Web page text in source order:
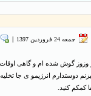
جمعه 24 فروردین 1397
گوش شده ام و گاهی اوقات
دوستدارم انرژیمو ی جا
کمکم کنید.